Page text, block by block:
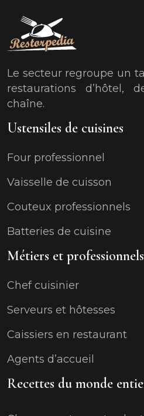
Le secteur regroupe un
restaurations d’hôtel,
chaîne.
Ustensiles de cuisines
Four professionnel
Vaisselle de cuisson
Couteux professionnels
Batteries de cuisine
Métiers et professionnels
Chef cuisinier
Serveurs et hôtesses
Caissiers en restaurant
Agents d’accueil
Recettes du monde